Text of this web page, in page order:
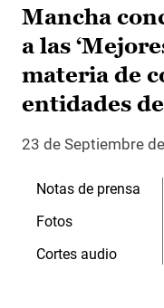
Mancha
a las
materia de
entidades
23 de Septiembre
Notas de prensa
Fotos
Cortes audio